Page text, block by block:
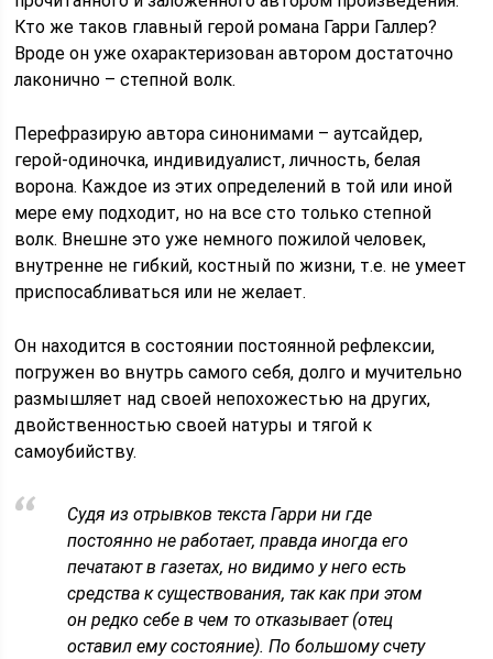
Кто же таков главный герой романа Гарри Галлер?
Вроде он уже охарактеризован автором достаточно
лаконично – степной волк.
Перефразирую автора синонимами – аутсайдер,
герой-одиночка, индивидуалист, личность, белая
ворона. Каждое из этих определений в той или иной
мере ему подходит, но на все сто только степной
волк. Внешне это уже немного пожилой человек,
внутренне не гибкий, костный по жизни, т.е. не умеет
приспосабливаться или не желает.
Он находится в состоянии постоянной рефлексии,
погружен во внутрь самого себя, долго и мучительно
размышляет над своей непохожестью на других,
двойственностью своей натуры и тягой к
самоубийству.
Судя из отрывков текста Гарри ни где
постоянно не работает, правда иногда его
печатают в газетах, но видимо у него есть
средства к существования, так как при этом
он редко себе в чем то отказывает (отец
оставил ему состояние). По большому счету